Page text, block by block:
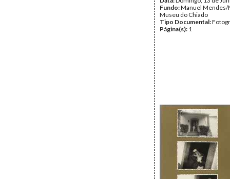
Fundo:Manuel Mendes/
Museu do Chiado
Tipo Documental:
Página(s): 1